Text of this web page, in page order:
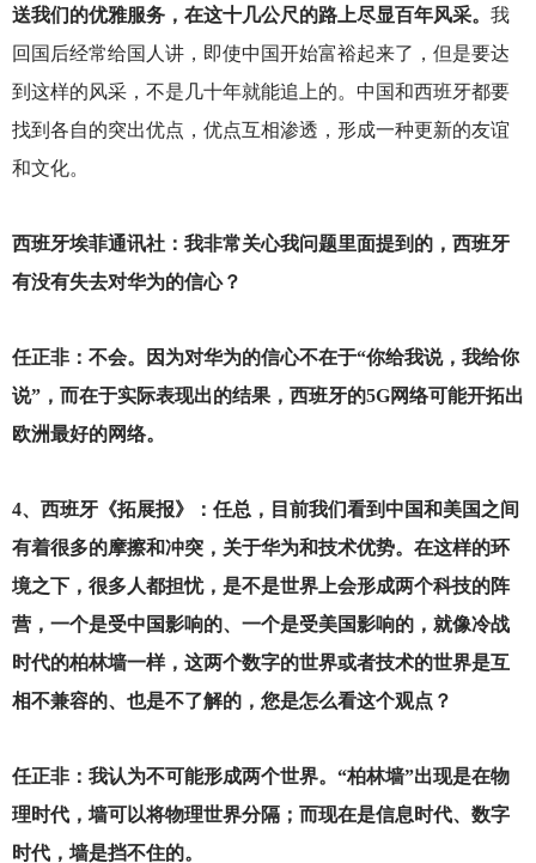
送我们的优雅服务，在这十几公尺的路上尽显百年风采。 我
回国后经常给国人讲，即使中国开始富裕起来了，但是要达
到这样的风采，不是几十年就能追上的。中国和西班牙都要
找到各自的突出优点，优点互相渗透，形成一种更新的友谊
和文化。
西班牙埃菲通讯社：我非常关心我问题里面提到的，西班牙
有没有失去对华为的信心？
任正非：不会。因为对华为的信心不在于“你给我说，我给你
说”，而在于实际表现出的结果，西班牙的5G网络可能开拓出
欧洲最好的网络。
4、西班牙《拓展报》：任总，目前我们看到中国和美国之间
有着很多的摩擦和冲突，关于华为和技术优势。在这样的环
境之下，很多人都担忧，是不是世界上会形成两个科技的阵
营，一个是受中国影响的、一个是受美国影响的，就像冷战
时代的柏林墙一样，这两个数字的世界或者技术的世界是互
相不兼容的、也是不了解的，您是怎么看这个观点？
任正非：我认为不可能形成两个世界。“柏林墙”出现是在物
理时代，墙可以将物理世界分隔；而现在是信息时代、数字
时代，墙是挡不住的。